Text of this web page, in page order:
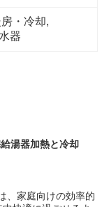
・冷却,
器
湯器加熱と冷却
、家庭向けの効率的